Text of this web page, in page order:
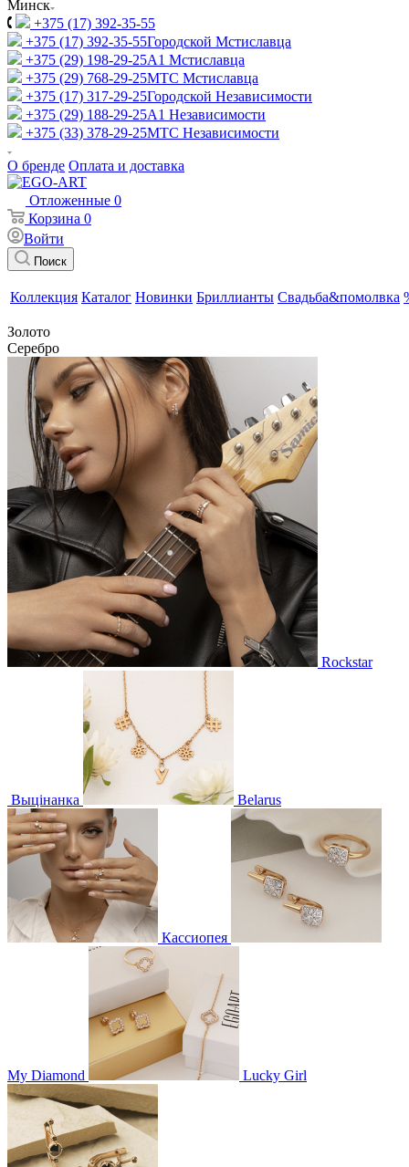
Минск
+375 (17) 392-35-55
+375 (17) 392-35-55Городской Мстиславца
+375 (29) 198-29-25A1 Мстиславца
+375 (29) 768-29-25МТС Мстиславца
+375 (17) 317-29-25Городской Независимости
+375 (29) 188-29-25A1 Независимости
+375 (33) 378-29-25МТС Независимости
О бренде Оплата и доставка
Отложенные 0
Корзина 0
Войти
Поиск
Коллекция Каталог Новинки Бриллианты Свадьба&помолвка
Золото
Серебро
Rockstar
Выцінанка Belarus
Кассиопея
My Diamond Lucky Girl